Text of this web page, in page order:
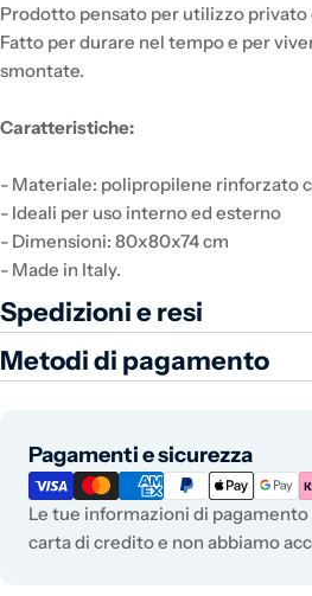
Prodotto pensato per utilizzo privato
Fatto per durare nel tempo e per
smontate.
Caratteristiche:
- Materiale: polipropilene rinforzato
- Ideali per uso interno ed esterno
- Dimensioni: 80x80x74 cm
- Made in Italy.
Spedizioni e resi
Metodi di pagamento
Pagamenti e sicurezza
Metodi di pagamento
Le tue informazioni di
carta di credito e non abbiamo